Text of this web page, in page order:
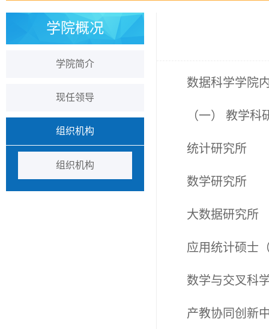
学院概况
学院简介
现任领导
组织机构
组织机构
数据科学学院
（一） 教学科
统计研究所
数学研究所
大数据研究所
应用统计硕士
数学与交叉科
产教协同创新